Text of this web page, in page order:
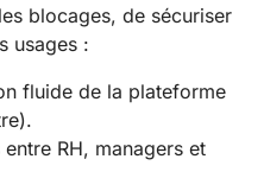
blocages, de sécuriser
usages :
fluide de la plateforme
RH, managers et